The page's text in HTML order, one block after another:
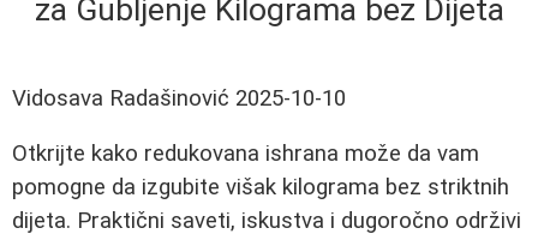
za Gubljenje Kilograma bez Dijeta
Vidosava Radašinović 2025-10-10
Otkrijte kako redukovana ishrana može da vam
pomogne da izgubite višak kilograma bez striktnih
dijeta. Praktični saveti, iskustva i dugoročno održivi